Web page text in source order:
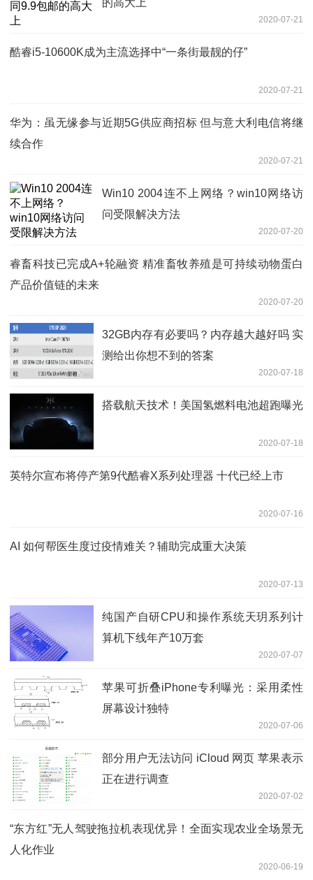
2020-07-21
酷睿i5-10600K成为主流选择中“一条街最靓的仔”
2020-07-21
华为：虽无缘参与近期5G供应商招标 但与意大利电信将继
续合作
2020-07-21
Win10 2004连不上网络？win10网络访
问受限解决方法
2020-07-20
睿畜科技已完成A+轮融资 精准畜牧养殖是可持续动物蛋白
产品价值链的未来
2020-07-20
32GB内存有必要吗？内存越大越好吗 实
测给出你想不到的答案
2020-07-18
搭载航天技术！美国氢燃料电池超跑曝光
2020-07-18
英特尔宣布将停产第9代酷睿X系列处理器 十代已经上市
2020-07-16
AI 如何帮医生度过疫情难关？辅助完成重大决策
2020-07-13
纯国产自研CPU和操作系统天玥系列计
算机下线年产10万套
2020-07-07
苹果可折叠iPhone专利曝光：采用柔性
屏幕设计独特
2020-07-06
部分用户无法访问 iCloud 网页 苹果表示
正在进行调查
2020-07-02
“东方红”无人驾驶拖拉机表现优异！全面实现农业全场景无
人化作业
2020-06-19